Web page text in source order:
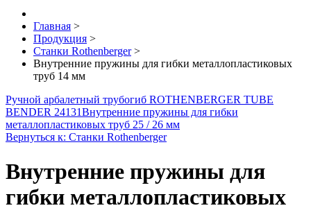
Главная >
Продукция >
Станки Rothenberger >
Внутренние пружины для гибки металлопластиковых
труб 14 мм
Ручной арбалетный трубогиб ROTHENBERGER TUBE
BENDER 24131Внутренние пружины для гибки
металлопластиковых труб 25 / 26 мм
Вернуться к: Станки Rothenberger
Внутренние пружины для
гибки металлопластиковых